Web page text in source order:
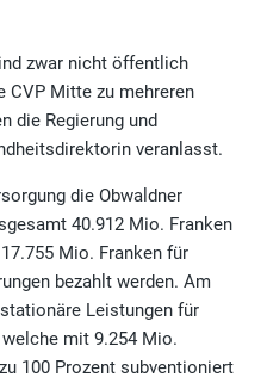
zwar nicht öffentlich
CVP Mitte zu mehreren
die Regierung und
veranlasst.
die Obwaldner
40.912 Mio. Franken
Mio. Franken für
bezahlt werden. Am
Leistungen für
mit 9.254 Mio.
100 Prozent subventioniert